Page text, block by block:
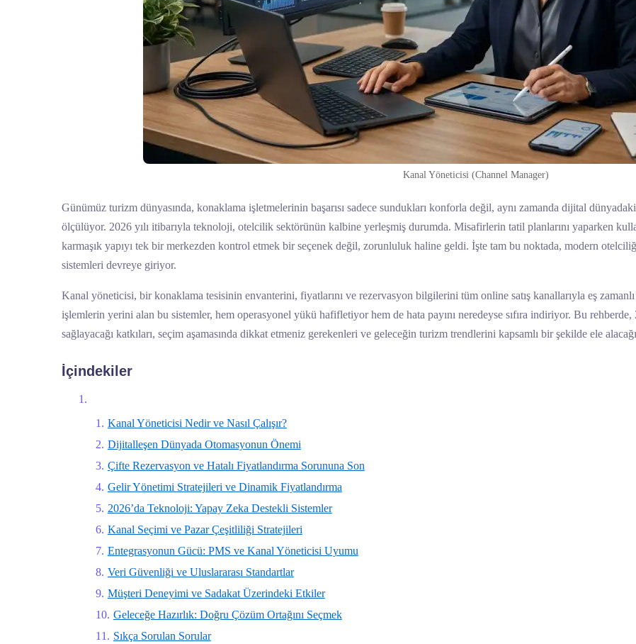
Kanal Yöneticisi (Channel Manager)
Günümüz turizm dünyasında, konaklama işletmelerinin başarısı sadece sundukları konforla değil, aynı zamanda dijital
ölçülüyor. 2026 yılı itibarıyla teknoloji, otelcilik sektörünün kalbine yerleşmiş durumda. Misafirlerin tatil planlarını yaparken
karmaşık yapıyı tek bir merkezden kontrol etmek bir seçenek değil, zorunluluk haline geldi. İşte tam bu noktada, modern
sistemleri devreye giriyor.
Kanal yöneticisi, bir konaklama tesisinin envanterini, fiyatlarını ve rezervasyon bilgilerini tüm online satış kanallarıyla eş
işlemlerin yerini alan bu sistemler, hem operasyonel yükü hafifletiyor hem de hata payını neredeyse sıfıra indiriyor. Bu
sağlayacağı katkıları, seçim aşamasında dikkat etmeniz gerekenleri ve geleceğin turizm trendlerini kapsamlı bir şekilde ele
İçindekiler
Kanal Yöneticisi Nedir ve Nasıl Çalışır?
Dijitalleşen Dünyada Otomasyonun Önemi
Çifte Rezervasyon ve Hatalı Fiyatlandırma Sorununa Son
Gelir Yönetimi Stratejileri ve Dinamik Fiyatlandırma
2026’da Teknoloji: Yapay Zeka Destekli Sistemler
Kanal Seçimi ve Pazar Çeşitliliği Stratejileri
Entegrasyonun Gücü: PMS ve Kanal Yöneticisi Uyumu
Veri Güvenliği ve Uluslararası Standartlar
Müşteri Deneyimi ve Sadakat Üzerindeki Etkiler
Geleceğe Hazırlık: Doğru Çözüm Ortağını Seçmek
Sıkça Sorulan Sorular